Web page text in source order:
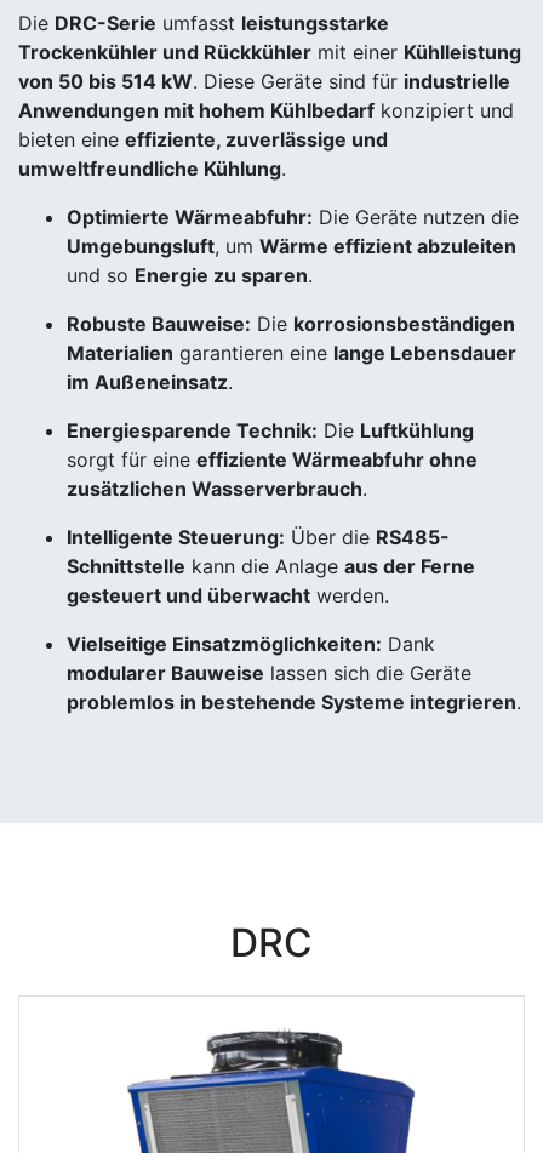
Die DRC-Serie umfasst leistungsstarke
Trockenkühler und Rückkühler mit einer Kühlleistung
von 50 bis 514 kW. Diese Geräte sind für industrielle
Anwendungen mit hohem Kühlbedarf konzipiert und
bieten eine effiziente, zuverlässige und
umweltfreundliche Kühlung.
Optimierte Wärmeabfuhr: Die Geräte nutzen die
Umgebungsluft, um Wärme effizient abzuleiten
und so Energie zu sparen.
Robuste Bauweise: Die korrosionsbeständigen
Materialien garantieren eine lange Lebensdauer
im Außeneinsatz.
Energiesparende Technik: Die Luftkühlung
sorgt für eine effiziente Wärmeabfuhr ohne
zusätzlichen Wasserverbrauch.
Intelligente Steuerung: Über die RS485-
Schnittstelle kann die Anlage aus der Ferne
gesteuert und überwacht werden.
Vielseitige Einsatzmöglichkeiten: Dank
modularer Bauweise lassen sich die Geräte
problemlos in bestehende Systeme integrieren.
DRC